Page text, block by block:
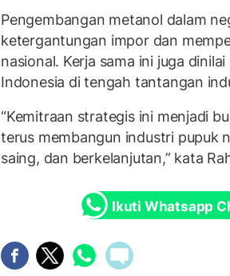
Pengembangan metanol dalam
ketergantungan impor dan
nasional. Kerja sama ini juga
Indonesia di tengah tantangan
“Kemitraan strategis ini menjadi
terus membangun industri pupuk
saing, dan berkelanjutan,” kata
Ikuti Whatsapp